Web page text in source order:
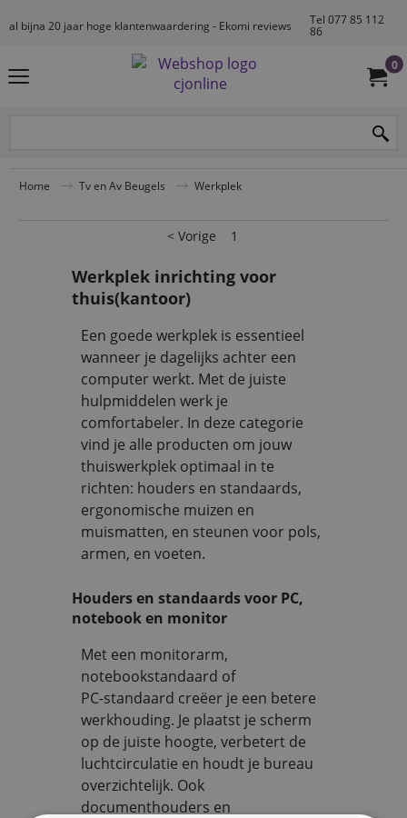
al bijna 20 jaar hoge klantenwaardering - Ekomi reviews
Tel 077 85 112
86
0
Home Tv en Av Beugels Werkplek
< Vorige 1
Werkplek inrichting voor
thuis(kantoor)
Een goede werkplek is essentieel
wanneer je dagelijks achter een
computer werkt. Met de juiste
hulpmiddelen werk je
comfortabeler. In deze categorie
vind je alle producten om jouw
thuiswerkplek optimaal in te
richten: houders en standaards,
ergonomische muizen en
muismatten, en steunen voor pols,
armen, en voeten.
Houders en standaards voor PC,
notebook en monitor
Met een monitorarm,
notebookstandaard of
PC‑standaard creëer je een betere
werkhouding. Je plaatst je scherm
op de juiste hoogte, verbetert de
luchtcirculatie en houdt je bureau
overzichtelijk. Ook
documenthouders en